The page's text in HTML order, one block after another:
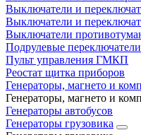
Выключатели и
Выключатели и
Выключатели
Подрулевые переключатели
Пульт управления ГМКП
Реостат щитка приборов
Генераторы, магнето и
Генераторы, магнето и
Генераторы автобусов
Генераторы грузовика